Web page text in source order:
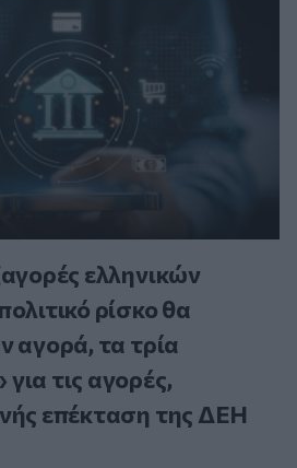
ελληνικών
ρίσκο θα
αγορά, τα τρία
τις αγορές,
επέκταση της ΔΕΗ